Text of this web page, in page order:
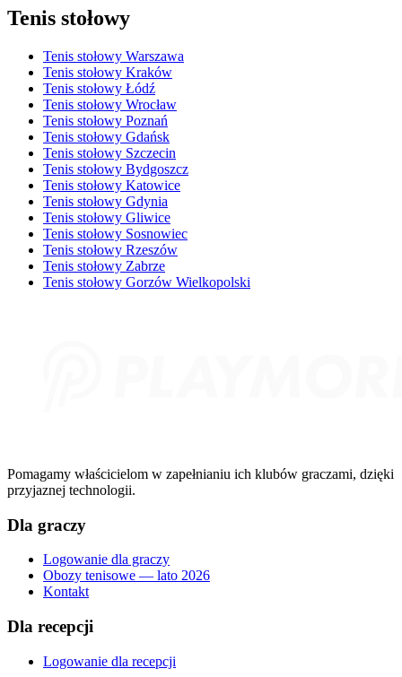
Tenis stołowy
Tenis stołowy Warszawa
Tenis stołowy Kraków
Tenis stołowy Łódź
Tenis stołowy Wrocław
Tenis stołowy Poznań
Tenis stołowy Gdańsk
Tenis stołowy Szczecin
Tenis stołowy Bydgoszcz
Tenis stołowy Katowice
Tenis stołowy Gdynia
Tenis stołowy Gliwice
Tenis stołowy Sosnowiec
Tenis stołowy Rzeszów
Tenis stołowy Zabrze
Tenis stołowy Gorzów Wielkopolski
Pomagamy właścicielom w zapełnianiu ich klubów graczami, dzięki
przyjaznej technologii.
Dla graczy
Logowanie dla graczy
Obozy tenisowe — lato 2026
Kontakt
Dla recepcji
Logowanie dla recepcji